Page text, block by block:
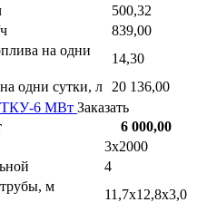
500,32
839,00
на одни
14,30
одни сутки, л
20 136,00
ТКУ-6 МВт Заказать
6 000,00
3х2000
4
м
11,7х12,8х3,0